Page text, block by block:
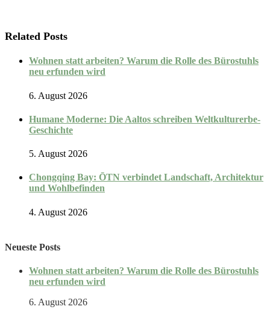
Related Posts
Wohnen statt arbeiten? Warum die Rolle des Bürostuhls
neu erfunden wird
6. August 2026
Humane Moderne: Die Aaltos schreiben Weltkulturerbe-
Geschichte
5. August 2026
Chongqing Bay: ŌTN verbindet Landschaft, Architektur
und Wohlbefinden
4. August 2026
Neueste Posts
Wohnen statt arbeiten? Warum die Rolle des Bürostuhls
neu erfunden wird
6. August 2026